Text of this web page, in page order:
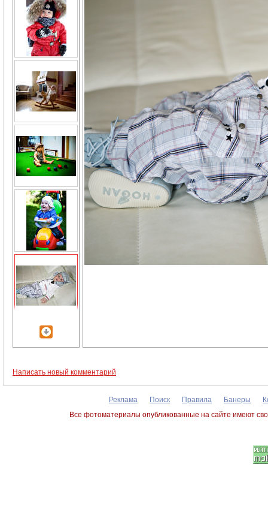
Написать новый комментарий
Реклама Поиск Правила Банеры
Все фотоматериалы опубликованные на сайте имеют